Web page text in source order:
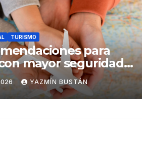
TURISMO
para
mayor seguridad
y fuera del Ecuador
YAZMÍN BUSTÁN